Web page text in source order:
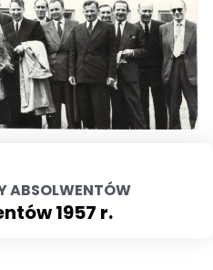
ABSOLWENTÓW
1957 r.